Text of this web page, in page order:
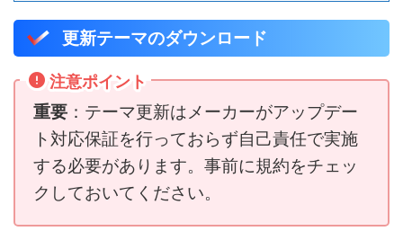
更新テーマのダウンロード
注意ポイント
重要 ：テーマ更新はメーカーがアップデー
ト対応保証を行っておらず自己責任で実施
する必要があります。事前に規約をチェッ
クしておいてください。